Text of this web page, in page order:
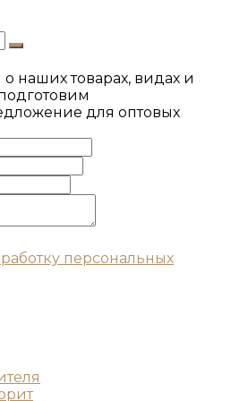
наших товарах, видах и
для оптовых
персональных